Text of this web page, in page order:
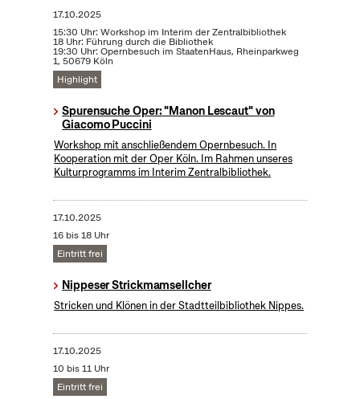
17.10.2025
15:30 Uhr: Workshop im Interim der Zentralbibliothek
18 Uhr: Führung durch die Bibliothek
19:30 Uhr: Opernbesuch im StaatenHaus, Rheinparkweg
1, 50679 Köln
Highlight
Spurensuche Oper: "Manon Lescaut" von
Giacomo Puccini
Workshop mit anschließendem Opernbesuch. In
Kooperation mit der Oper Köln. Im Rahmen unseres
Kulturprogramms im Interim Zentralbibliothek.
17.10.2025
16 bis 18 Uhr
Eintritt frei
Nippeser Strickmamsellcher
Stricken und Klönen in der Stadtteilbibliothek Nippes.
17.10.2025
10 bis 11 Uhr
Eintritt frei